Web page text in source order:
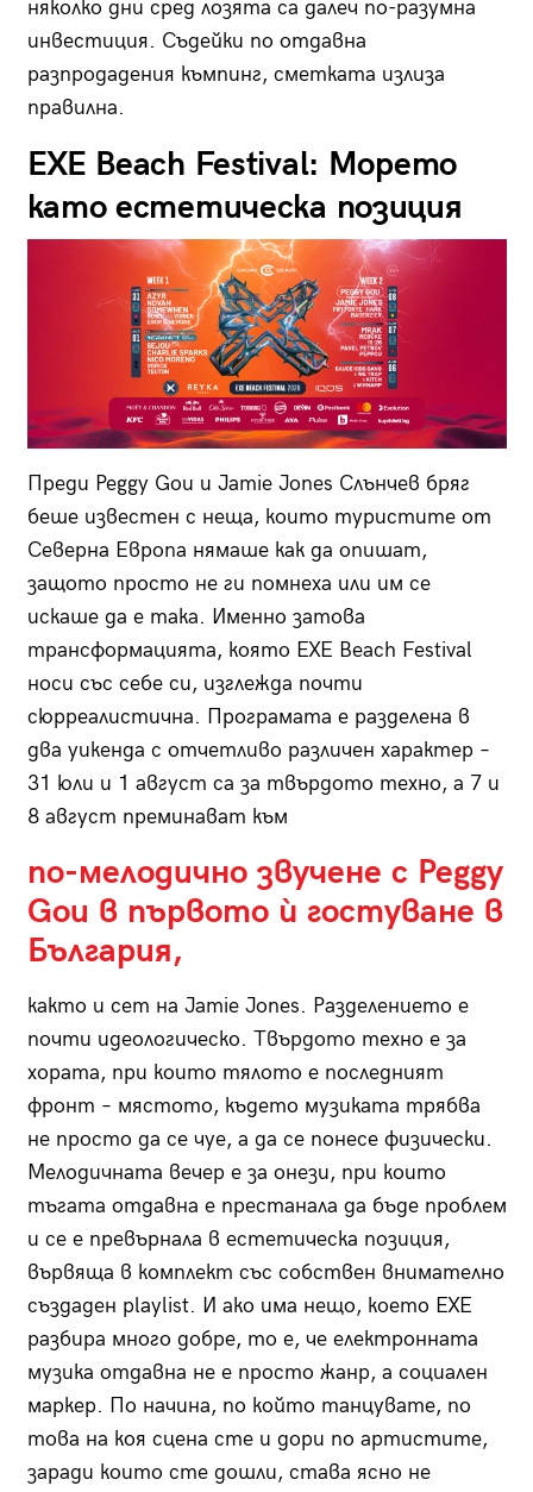
няколко дни сред лозята са далеч по-разумна
инвестиция. Съдейки по отдавна
разпродадения къмпинг, сметката излиза
правилна.
EXE Beach Festival: Морето
като естетическа позиция
Преди Peggy Gou и Jamie Jones Слънчев бряг
беше известен с неща, които туристите от
Северна Европа нямаше как да опишат,
защото просто не ги помнеха или им се
искаше да е така. Именно затова
трансформацията, която EXE Beach Festival
носи със себе си, изглежда почти
сюрреалистична. Програмата е разделена в
два уикенда с отчетливо различен характер –
31 юли и 1 август са за твърдото техно, а 7 и
8 август преминават към
по-мелодично звучене с Peggy
Gou в първото ѝ гостуване в
България,
както и сет на Jamie Jones. Разделението е
почти идеологическо. Твърдото техно е за
хората, при които тялото е последният
фронт – мястото, където музиката трябва
не просто да се чуе, а да се понесе физически.
Мелодичната вечер е за онези, при които
тъгата отдавна е престанала да бъде проблем
и се е превърнала в естетическа позиция,
вървяща в комплект със собствен внимателно
създаден playlist. И ако има нещо, което EXE
разбира много добре, то е, че електронната
музика отдавна не е просто жанр, а социален
маркер. По начина, по който танцувате, по
това на коя сцена сте и дори по артистите,
заради които сте дошли, става ясно не